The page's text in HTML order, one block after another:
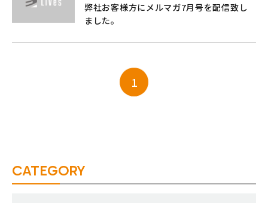
弊社お客様方にメルマガ7月号を配信致し
ました。
1
CATEGORY